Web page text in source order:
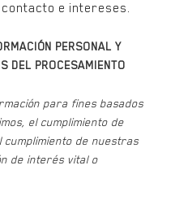
e intereses.
PERSONAL Y
DEL PROCESAMIENTO
para fines basados
el cumplimiento de
de nuestras
de interés vital o